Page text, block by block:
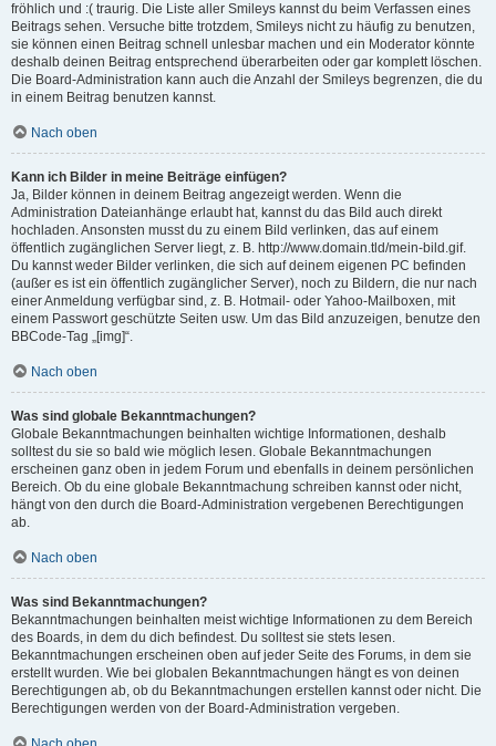
fröhlich und :( traurig. Die Liste aller Smileys kannst du beim Verfassen eines
Beitrags sehen. Versuche bitte trotzdem, Smileys nicht zu häufig zu benutzen,
sie können einen Beitrag schnell unlesbar machen und ein Moderator könnte
deshalb deinen Beitrag entsprechend überarbeiten oder gar komplett löschen.
Die Board-Administration kann auch die Anzahl der Smileys begrenzen, die du
in einem Beitrag benutzen kannst.
Nach oben
Kann ich Bilder in meine Beiträge einfügen?
Ja, Bilder können in deinem Beitrag angezeigt werden. Wenn die
Administration Dateianhänge erlaubt hat, kannst du das Bild auch direkt
hochladen. Ansonsten musst du zu einem Bild verlinken, das auf einem
öffentlich zugänglichen Server liegt, z. B. http://www.domain.tld/mein-bild.gif.
Du kannst weder Bilder verlinken, die sich auf deinem eigenen PC befinden
(außer es ist ein öffentlich zugänglicher Server), noch zu Bildern, die nur nach
einer Anmeldung verfügbar sind, z. B. Hotmail- oder Yahoo-Mailboxen, mit
einem Passwort geschützte Seiten usw. Um das Bild anzuzeigen, benutze den
BBCode-Tag „[img]“.
Nach oben
Was sind globale Bekanntmachungen?
Globale Bekanntmachungen beinhalten wichtige Informationen, deshalb
solltest du sie so bald wie möglich lesen. Globale Bekanntmachungen
erscheinen ganz oben in jedem Forum und ebenfalls in deinem persönlichen
Bereich. Ob du eine globale Bekanntmachung schreiben kannst oder nicht,
hängt von den durch die Board-Administration vergebenen Berechtigungen
ab.
Nach oben
Was sind Bekanntmachungen?
Bekanntmachungen beinhalten meist wichtige Informationen zu dem Bereich
des Boards, in dem du dich befindest. Du solltest sie stets lesen.
Bekanntmachungen erscheinen oben auf jeder Seite des Forums, in dem sie
erstellt wurden. Wie bei globalen Bekanntmachungen hängt es von deinen
Berechtigungen ab, ob du Bekanntmachungen erstellen kannst oder nicht. Die
Berechtigungen werden von der Board-Administration vergeben.